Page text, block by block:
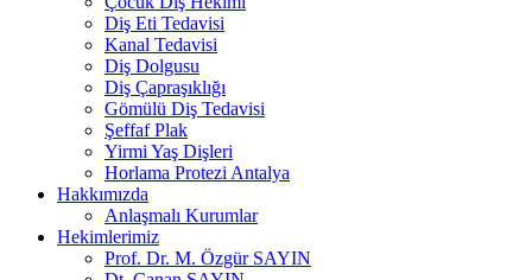
Diş Eti Tedavisi
Kanal Tedavisi
Diş Dolgusu
Diş Çapraşıklığı
Gömülü Diş Tedavisi
Şeffaf Plak
Yirmi Yaş Dişleri
Horlama Protezi Antalya
Hakkımızda
Anlaşmalı Kurumlar
Hekimlerimiz
Prof. Dr. M. Özgür SAYIN